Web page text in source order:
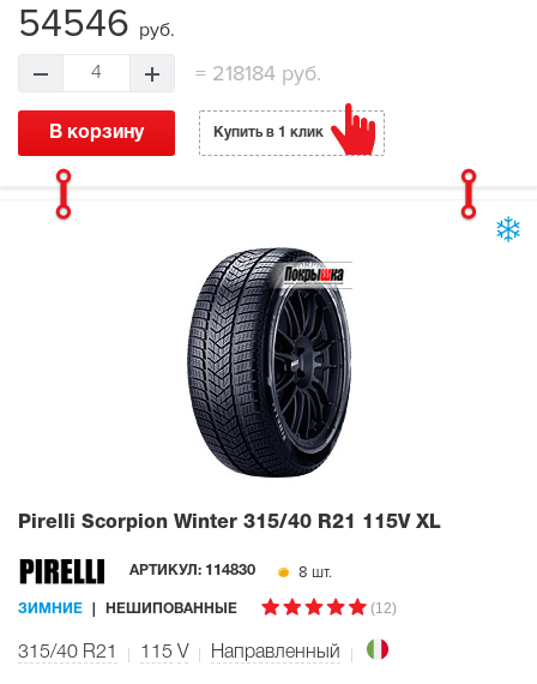
54546 руб.
4 = 218184 руб.
В корзину Купить в 1 клик
Pirelli Scorpion Winter 315/40 R21 115V XL
АРТИКУЛ: 114830 8 шт.
ЗИМНИЕ НЕШИПОВАННЫЕ (12)
315/40 R21 115 V Направленный